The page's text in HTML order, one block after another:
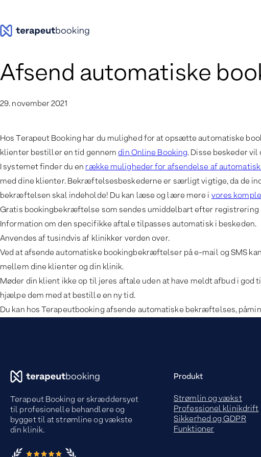
indhold
Afsend automatiske
29. november 2021
Hos Terapeut Booking har du mulighed for at opsætte automatiske
klienter bestiller en tid gennemdin Online Booking. Disse beskeder
I systemet finder du enrække muligheder for afsendelse af
med dine klienter. Bekræftelsesbeskederne er særligt vigtige, da de
bekræftelsen skal indeholde! Du kan læse og lære mere ivores
Gratis bookingbekræftelse som sendes umiddelbart efter registrering
Information om den specifikke aftale tilpasses automatisk i beskeden.
Anvendes af tusindvis af klinikker verden over.
Ved at afsende automatiske bookingbekræftelser på e-mail og SMS
mellem dine klienter og din klinik.
Møder din klient ikke op til jeres aftale uden at have meldt afbud i
hjælpe dem med at bestille en ny tid.
Du kan hos Terapeutbooking afsende automatiske bekræftelses,
Terapeut Booking er skræddersyet
til profesionelle behandlere og
bygget til at strømline og vækste
din klinik.
Produkt
Strømlin og vækst
Professionel klinikdrift
Sikkerhed og GDPR
Funktioner